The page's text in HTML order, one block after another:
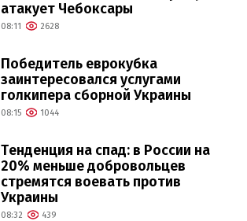
атакует Чебоксары
08:11 2628
Победитель еврокубка
заинтересовался услугами
голкипера сборной Украины
08:15 1044
Тенденция на спад: в России на
20% меньше добровольцев
стремятся воевать против
Украины
08:32 439